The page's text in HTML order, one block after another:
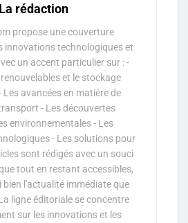
La rédaction
propose une couverture
innovations technologiques et
un accent particulier sur : -
et le stockage
Les avancées en matière de
- Les découvertes
environnementales - Les
- Les solutions pour
sont rédigés avec un souci
tout en restant accessibles,
l'actualité immédiate que
ligne éditoriale se concentre
sur les innovations et les